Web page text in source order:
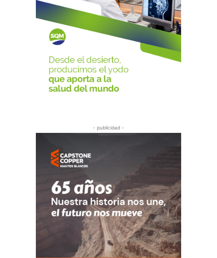
- publicidad -